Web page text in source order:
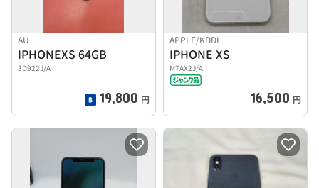
AU
IPHONEXS 64GB
3D922J/A
19,800 円
APPLE/KDDI
IPHONE XS
MTAX2J/A
16,500 円